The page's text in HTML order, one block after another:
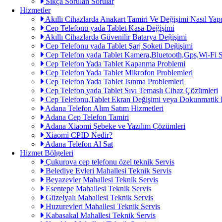
Hizmetler
Akıllı Cihazlarda Anakart Tamiri Ve Değişimi Nasıl
Cep Telefonu yada Tablet Kasa Değişimi
Akıllı Cihazlarda Güvenilir Batarya Değişimi
Cep Telefonu yada Tablet Şarj Soketi Değişimi
Cep Telefon yada Tablet Kamera,Bluetooth,Gps,Wi-Fi
Cep Telefon Yada Tablet Kapanma Problemi
Cep Telefon Yada Tablet Mikrofon Problemleri
Cep Telefon Yada Tablet Isınma Problemleri
Cep Telefon yada Tablet Sıvı Temaslı Cihaz Çözümleri
Cep Telefonu,Tablet Ekran Değişimi veya Dokunmatik
Adana Telefon Alım Satım Hizmetleri
Adana Cep Telefon Tamiri
Adana Xiaomi Şebeke ve Yazılım Çözümleri
Xiaomi CPID Nedir?
Adana Telefon Al Sat
Hizmet Bölgeleri
Çukurova cep telefonu özel teknik Servis
Belediye Evleri Mahallesi Teknik Servis
Beyazevler Mahallesi Teknik Servis
Esentepe Mahallesi Teknik Servis
Güzelyalı Mahallesi Teknik Servis
Huzurevleri Mahallesi Teknik Servis
Kabasakal Mahallesi Teknik Servis